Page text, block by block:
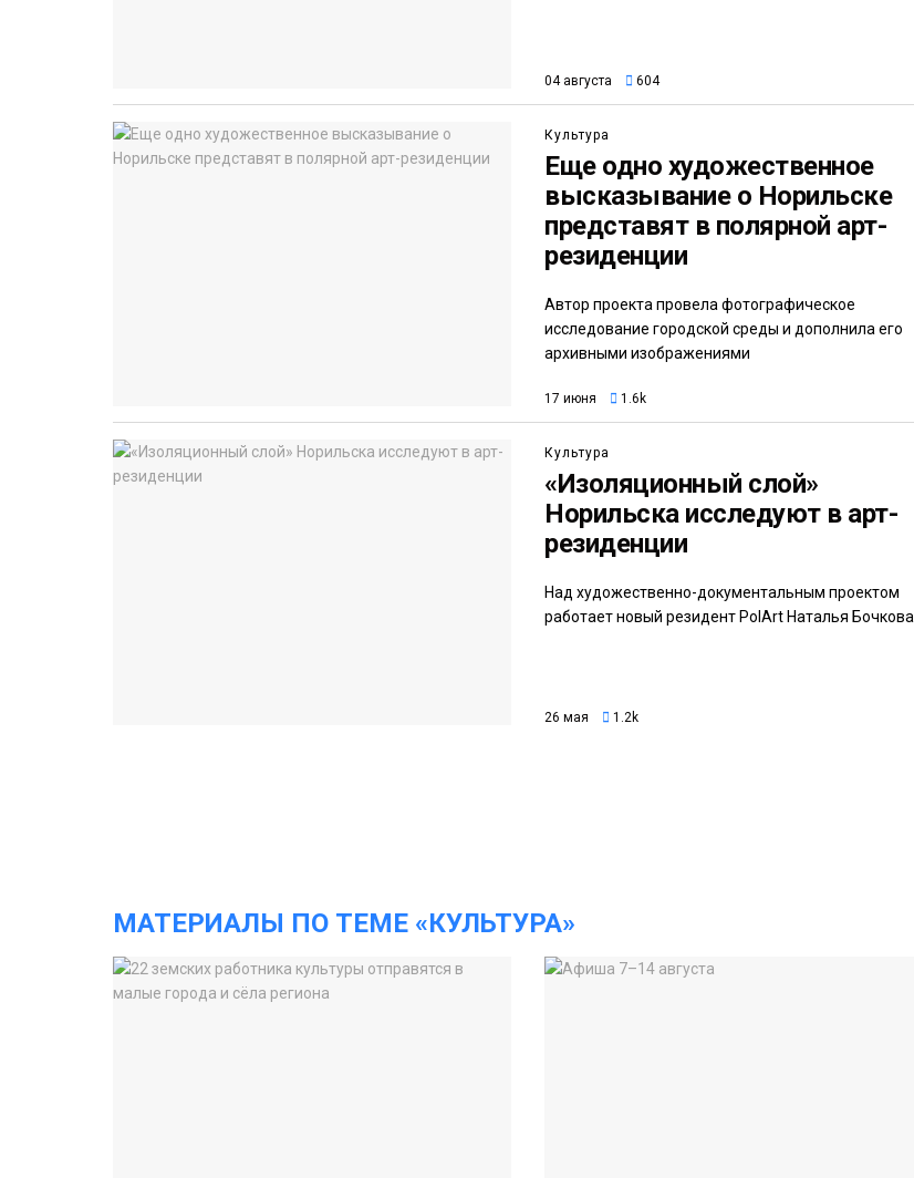
04 августа 604
Культура
Еще одно художественное
высказывание о Норильске
представят в полярной арт-
резиденции
Автор проекта провела фотографическое
исследование городской среды и дополнила его
архивными изображениями
17 июня 1.6k
Культура
«Изоляционный слой»
Норильска исследуют в арт-
резиденции
Над художественно-документальным проектом
работает новый резидент PolArt Наталья Бочкова
26 мая 1.2k
МАТЕРИАЛЫ ПО ТЕМЕ «КУЛЬТУРА»